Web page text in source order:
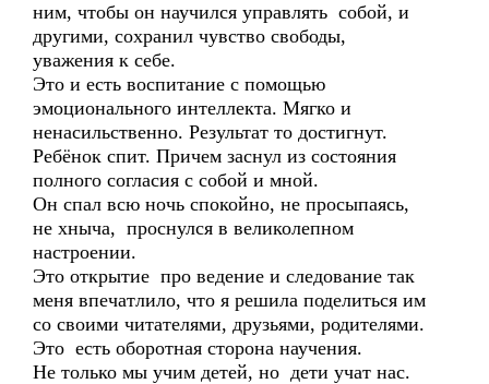
ним, чтобы он научился управлять собой, и
другими, сохранил чувство свободы,
уважения к себе.
Это и есть воспитание с помощью
эмоционального интеллекта. Мягко и
ненасильственно. Результат то достигнут.
Ребёнок спит. Причем заснул из состояния
полного согласия с собой и мной.
Он спал всю ночь спокойно, не просыпаясь,
не хныча, проснулся в великолепном
настроении.
Это открытие про ведение и следование так
меня впечатлило, что я решила поделиться им
со своими читателями, друзьями, родителями.
Это есть оборотная сторона научения.
Не только мы учим детей, но дети учат нас.